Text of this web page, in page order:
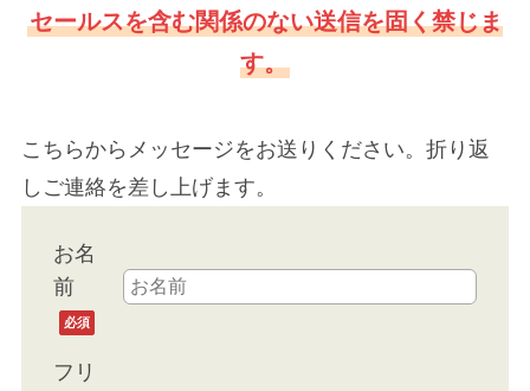
セールスを含む関係のない送信を固く禁じま
す。
こちらからメッセージをお送りください。折り返
しご連絡を差し上げます。
お名
前
必須
フリ